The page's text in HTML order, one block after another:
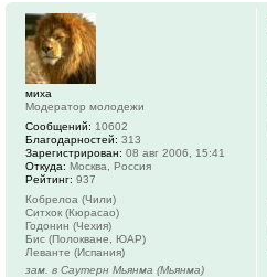
миха
Модератор молодежи
Сообщений: 10602
Благодарностей: 313
Зарегистрирован: 08 авг 2006, 15:41
Откуда: Москва, Россия
Рейтинг: 937
Кобрелоа (Чили)
Ситхок (Кюрасао)
Годонин (Чехия)
Бис (Полокване, ЮАР)
Леванте (Испания)
зам. в Саутерн Мьянма (Мьянма)